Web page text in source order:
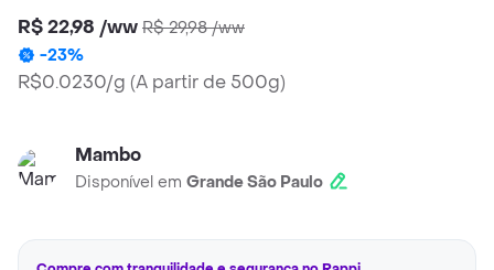
R$ 22,98 /ww R$ 29,98/ww
-23%
R$0.0230/g (A partir de 500g)
Mambo
Disponível em Grande São Paulo